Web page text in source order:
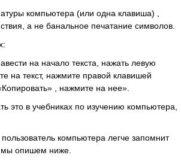
компьютера (или одна клавиша) ,
а не банальное печатание символов.
на начало текста, нажать левую
на текст, нажмите правой клавишей
, нажмите на нее».
это в учебниках по изучению компьютера,
компьютера легче запомнит
мы опишем ниже.